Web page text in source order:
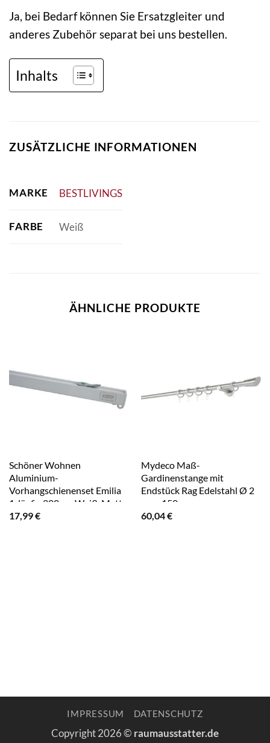
Ja, bei Bedarf können Sie Ersatzgleiter und
anderes Zubehör separat bei uns bestellen.
Inhalts
ZUSÄTZLICHE INFORMATIONEN
MARKE BESTLIVINGS
FARBE Weiß
ÄHNLICHE PRODUKTE
Schöner Wohnen
Aluminium-
Vorhangschienenset Emilia
1-läufig 200 cm Weiß-Matt
17,99€
Mydeco Maß-
Gardinenstange mit
Endstück Rag Edelstahl Ø 2
cm x 150 cm
60,04€
IMPRESSUM DATENSCHUTZ
Copyright 2026 © raumausstatter.de